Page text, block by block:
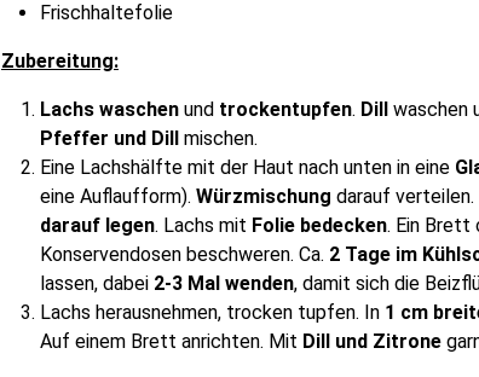
Frischhaltefolie
Zubereitung:
Lachs waschen und trockentupfen. Dill waschen
Pfeffer und Dill mischen.
Eine Lachshälfte mit der Haut nach unten in eine
eine Auflaufform). Würzmischung darauf
darauf legen. Lachs mit Folie bedecken. Ein Brett
Konservendosen beschweren. Ca. 2 Tage im
lassen, dabei 2-3 Mal wenden, damit sich die
Lachs herausnehmen, trocken tupfen. In 1 cm
Auf einem Brett anrichten. Mit Dill und Zitrone